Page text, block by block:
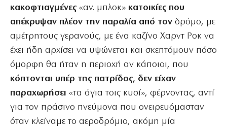
κακοφτιαγμένες «αν. μπλοκ» κατοικίες που
απέκρυψαν πλέον την παραλία από τον δρόμο, με
αμέτρητους γερανούς, με ένα καζίνο Χαρντ Ροκ να
έχει ήδη αρχίσει να υψώνεται και σκεπτόμουν πόσο
όμορφη θα ήταν η περιοχή αν κάποιοι, που
κόπτονται υπέρ της πατρίδος, δεν είχαν
παραχωρήσει «τα άγια τοις κυσί», φέρνοντας, αντί
για τον πράσινο πνεύμονα που ονειρευόμασταν
όταν κλείναμε το αεροδρόμιο, ακόμη μία